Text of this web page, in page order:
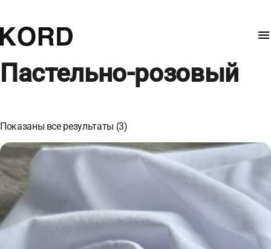
Пастельно-розовый
Показаны все результаты (3)